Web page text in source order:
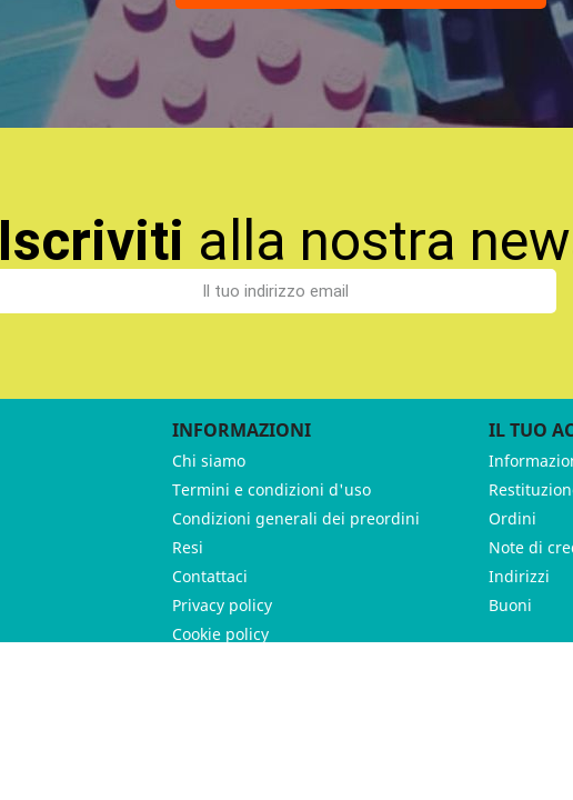
Iscriviti alla nostra
INFORMAZIONI
Chi siamo
Termini e condizioni d'uso
Condizioni generali dei preordini
Resi
Contattaci
Privacy policy
Cookie policy
IL TUO
Ordini
Note di
Indirizzi
Buoni